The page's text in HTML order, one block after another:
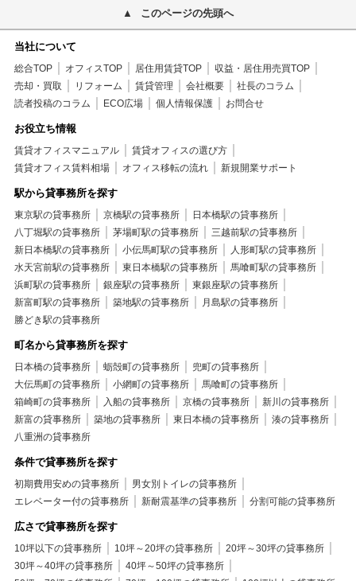
このページの先頭へ
当社について
総合TOP オフィスTOP 居住用賃貸TOP
収益・居住用売買TOP
売却・買取
リフォーム 賃貸管理 会社概要
社長のコラム
読者投稿のコラム
ECO広場 個人情報保護 お問合せ
お役立ち情報
賃貸オフィスマニュアル
賃貸オフィスの選び方
賃貸オフィス賃料相場
オフィス移転の流れ 新規開業サポート
駅から貸事務所を探す
東京駅の貸事務所 京橋駅の貸事務所
日本橋駅の貸事務所
八丁堀駅の貸事務所
茅場町駅の貸事務所
三越前駅の貸事務所
新日本橋駅の貸事務所
小伝馬町駅の貸事務所
人形町駅の貸事務所
水天宮前駅の貸事務所
東日本橋駅の貸事務所
馬喰町駅の貸事務所
浜町駅の貸事務所
銀座駅の貸事務所
東銀座駅の貸事務所
新富町駅の貸事務所
築地駅の貸事務所
月島駅の貸事務所
勝どき駅の貸事務所
町名から貸事務所を探す
日本橋の貸事務所 蛎殻町の貸事務所
兜町の貸事務所
大伝馬町の貸事務所
小網町の貸事務所
馬喰町の貸事務所
箱崎町の貸事務所
入船の貸事務所 京橋の貸事務所
新川の貸事務所
新富の貸事務所
築地の貸事務所 東日本橋の貸事務所
湊の貸事務所
八重洲の貸事務所
条件で貸事務所を探す
初期費用安めの貸事務所
男女別トイレの貸事務所
エレベーター付の貸事務所
新耐震基準の貸事務所 分割可能の貸事務所
広さで貸事務所を探す
10坪以下の貸事務所 10坪～20坪の貸事務所
20坪～30坪の貸事務所
30坪～40坪の貸事務所
40坪～50坪の貸事務所